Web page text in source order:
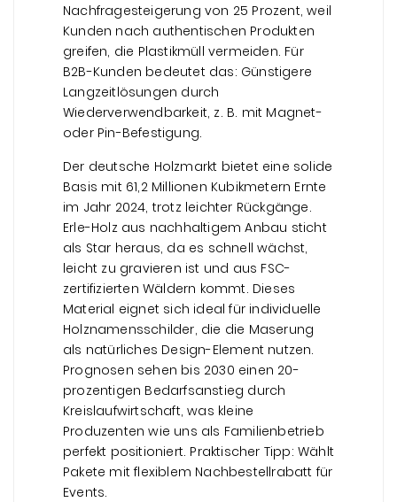
Nachfragesteigerung von 25 Prozent, weil
Kunden nach authentischen Produkten
greifen, die Plastikmüll vermeiden. Für
B2B-Kunden bedeutet das: Günstigere
Langzeitlösungen durch
Wiederverwendbarkeit, z. B. mit Magnet-
oder Pin-Befestigung.
Der deutsche Holzmarkt bietet eine solide
Basis mit 61,2 Millionen Kubikmetern Ernte
im Jahr 2024, trotz leichter Rückgänge.
Erle-Holz aus nachhaltigem Anbau sticht
als Star heraus, da es schnell wächst,
leicht zu gravieren ist und aus FSC-
zertifizierten Wäldern kommt. Dieses
Material eignet sich ideal für individuelle
Holznamensschilder, die die Maserung
als natürliches Design-Element nutzen.
Prognosen sehen bis 2030 einen 20-
prozentigen Bedarfsanstieg durch
Kreislaufwirtschaft, was kleine
Produzenten wie uns als Familienbetrieb
perfekt positioniert. Praktischer Tipp: Wählt
Pakete mit flexiblem Nachbestellrabatt für
Events.